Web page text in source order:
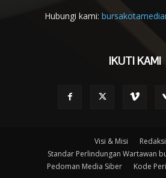
Hubungi kami:
IKUTI KAMI
Visi & Misi
Redaksi
Standar Perlindungan Wartawan
Pedoman Media Siber
Kode